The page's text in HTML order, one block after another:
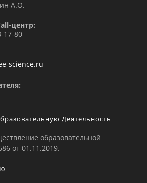
А.О.
центр:
17-80
science.ru
Деятельность
образовательной
от 01.11.2019.